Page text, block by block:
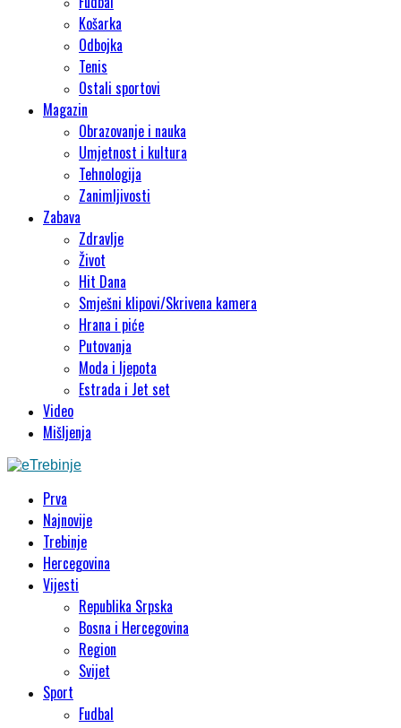
Košarka
Odbojka
Tenis
Ostali sportovi
Magazin
Obrazovanje i nauka
Umjetnost i kultura
Tehnologija
Zanimljivosti
Zabava
Zdravlje
Život
Hit Dana
Smješni klipovi/Skrivena kamera
Hrana i piće
Putovanja
Moda i ljepota
Estrada i Jet set
Video
Mišljenja
Prva
Najnovije
Trebinje
Hercegovina
Vijesti
Republika Srpska
Bosna i Hercegovina
Region
Svijet
Sport
Fudbal